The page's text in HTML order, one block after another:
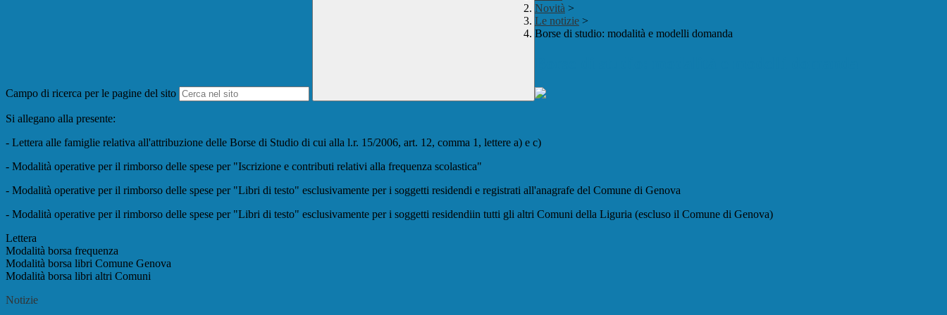
Campo di ricerca per le pagine del sito
Novità >
Le notizie >
Borse di studio: modalità e modelli domanda
Si allegano alla presente:
- Lettera alle famiglie relativa all'attribuzione delle Borse di Studio di cui alla l.r. 15/2006, art. 12, comma 1, lettere a) e c)
- Modalità operative per il rimborso delle spese per "Iscrizione e contributi relativi alla frequenza scolastica"
- Modalità operative per il rimborso delle spese per "Libri di testo" esclusivamente per i soggetti residendi e registrati all'anagrafe del Comune di Genova
- Modalità operative per il rimborso delle spese per "Libri di testo" esclusivamente per i soggetti residendiin tutti gli altri Comuni della Liguria (escluso il Comune di Genova)
Lettera
Modalità borsa frequenza
Modalità borsa libri Comune Genova
Modalità borsa libri altri Comuni
Notizie